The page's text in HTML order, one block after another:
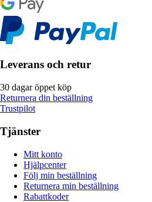
Leverans och retur
30 dagar öppet köp
Returnera din beställning
Trustpilot
Tjänster
Mitt konto
Hjälpcenter
Följ min beställning
Returnera min beställning
Rabattkoder